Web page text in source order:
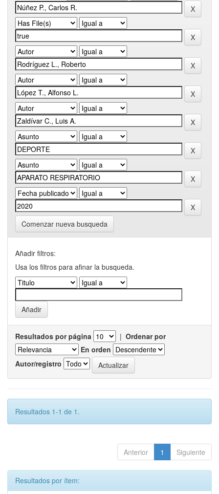
Comenzar nueva busqueda
Añadir filtros:
Usa los filtros para afinar la busqueda.
Resultados por página | Ordenar por
En orden
Autor/registro
Resultados 1-1 de 1.
Anterior 1 Siguiente
Resultados por ítem: